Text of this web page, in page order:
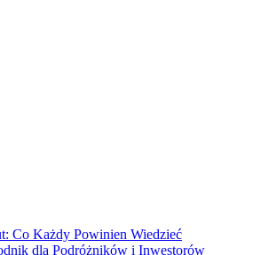
Co Każdy Powinien Wiedzieć
dla Podróżników i Inwestorów